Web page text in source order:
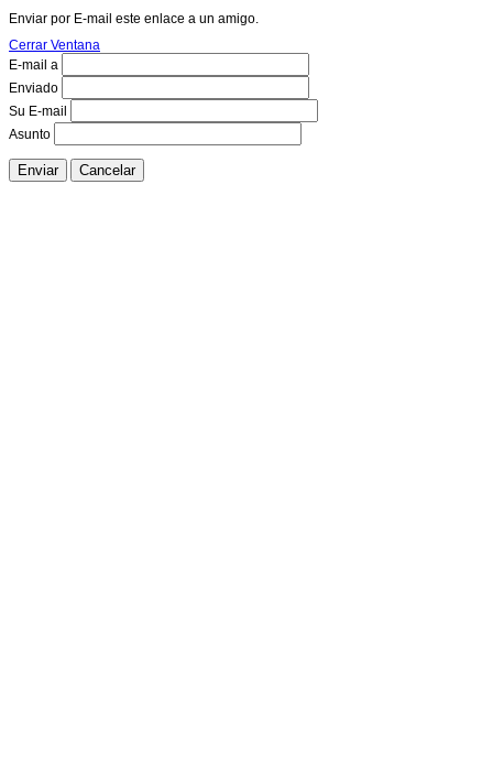
Enviar por E-mail este enlace a un amigo.
Cerrar Ventana
E-mail a
Enviado
Su E-mail
Asunto
Enviar Cancelar